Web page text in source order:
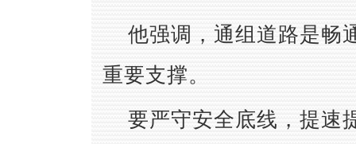
他强调，通组道路是畅
重要支撑。
要严守安全底线，提速